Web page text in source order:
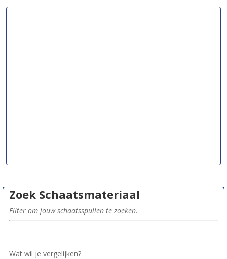
Zoek Schaatsmateriaal
Filter om jouw schaatsspullen te zoeken.
Wat wil je vergelijken?